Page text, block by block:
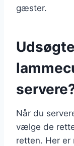
gæster.
Når du
vælge de
retten. Her